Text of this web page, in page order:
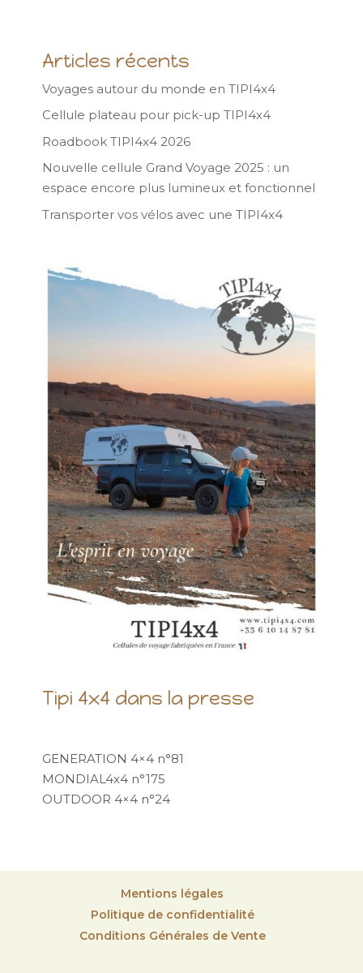
Articles récents
Voyages autour du monde en TIPI4x4
Cellule plateau pour pick-up TIPI4x4
Roadbook TIPI4x4 2026
Nouvelle cellule Grand Voyage 2025 : un
espace encore plus lumineux et fonctionnel
Transporter vos vélos avec une TIPI4x4
Tipi 4x4 dans la presse
GENERATION 4×4 n°81
MONDIAL4x4 n°175
OUTDOOR 4×4 n°24
Mentions légales
Politique de confidentialité
Conditions Générales de Vente